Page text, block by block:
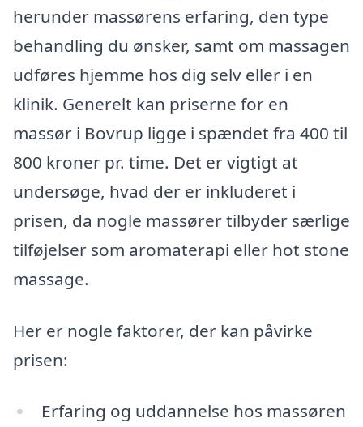
herunder massørens erfaring, den type
behandling du ønsker, samt om massagen
udføres hjemme hos dig selv eller i en
klinik. Generelt kan priserne for en
massør i Bovrup ligge i spændet fra 400 til
800 kroner pr. time. Det er vigtigt at
undersøge, hvad der er inkluderet i
prisen, da nogle massører tilbyder særlige
tilføjelser som aromaterapi eller hot stone
massage.
Her er nogle faktorer, der kan påvirke
prisen:
Erfaring og uddannelse hos massøren